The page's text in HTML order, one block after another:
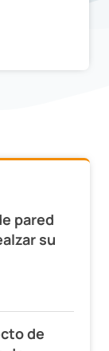
pared
su
de